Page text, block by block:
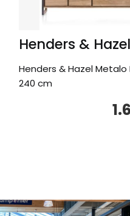
Henders & Hazel
Henders & Hazel Metalo
240 cm